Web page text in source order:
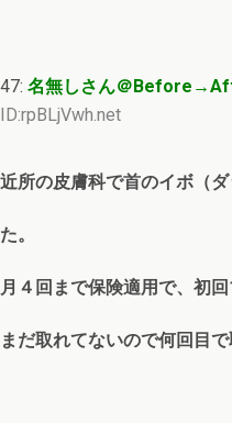
47: 名無しさん＠
ID:rpBLjVwh.net
近所の皮膚科で首のイボ（
た。
月４回まで保険適用で、初回
まだ取れてないので何回目で